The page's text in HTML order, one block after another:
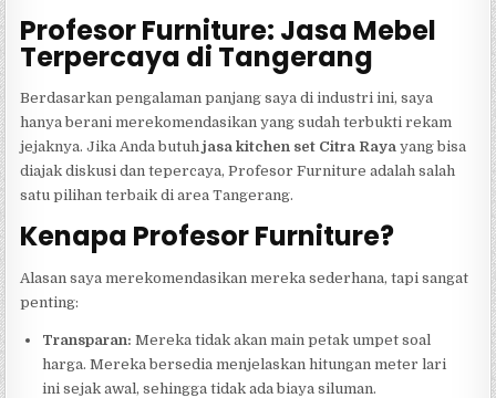
Profesor Furniture: Jasa Mebel
Terpercaya di Tangerang
Berdasarkan pengalaman panjang saya di industri ini, saya
hanya berani merekomendasikan yang sudah terbukti rekam
jejaknya. Jika Anda butuhjasa kitchen set Citra Raya yang bisa
diajak diskusi dan tepercaya, Profesor Furniture adalah salah
satu pilihan terbaik di area Tangerang.
Kenapa Profesor Furniture?
Alasan saya merekomendasikan mereka sederhana, tapi sangat
penting:
Transparan: Mereka tidak akan main petak umpet soal
harga. Mereka bersedia menjelaskan hitungan meter lari
ini sejak awal, sehingga tidak ada biaya siluman.